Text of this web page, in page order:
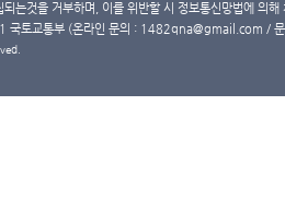
는것을 거부하며, 이를 위반할 시 정보통신망법에 의
국토교통부 (온라인 문의 : 1482qna@gmail.com /